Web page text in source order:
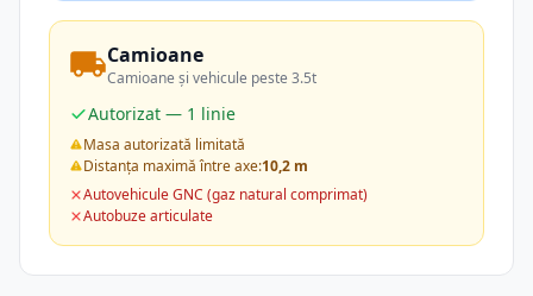
Camioane
Camioane și vehicule peste 3.5t
Autorizat — 1 linie
Masa autorizată limitată
Distanța maximă între axe:10,2 m
Autovehicule GNC (gaz natural comprimat)
Autobuze articulate